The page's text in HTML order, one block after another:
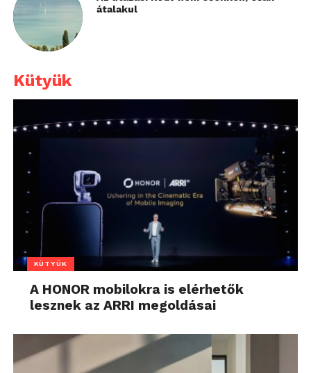
átalakul
Kütyük
KÜTYÜK
A HONOR mobilokra is elérhetők
lesznek az ARRI megoldásai